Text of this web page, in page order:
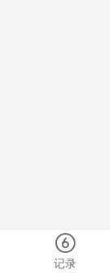
记录